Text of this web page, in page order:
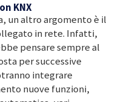
KNX
un altro argomento è il
in rete. Infatti,
pensare sempre al
per successive
integrare
nuove funzioni,